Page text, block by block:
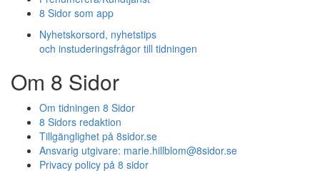
8 Sidor som app
Nyhetskorsord, nyhetstips
och instuderingsfrågor till tidningen
Om 8 Sidor
Om tidningen 8 Sidor
8 Sidors redaktion
Tillgänglighet på 8sidor.se
Ansvarig utgivare: marie.hillblom@8sidor.se
Privacy policy på 8 sidor